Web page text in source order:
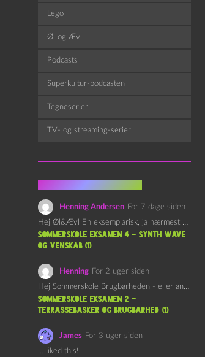
Lego
Øl og Ævl
Podcasts
Superkultur-podcasten
Tegneserier
TV- og streaming-serier
Henning Andersen For 7 dage siden
Hej Øl&Ævl En eksemplarisk, ja nærmest yndefuld, afslutning på SOMMERSKOLEN.…
Sommerskole Eksamen 4 – Synth Wave
og Venskab (1)
Henning For 2 uger siden
Hej Sommerskole Brugbarheden - eller anvendeligheden - af "Øl&Ævl" er…
Sommerskole Eksamen 2 –
Terrassebasker og Brugbarhed (1)
James For 3 uger siden
… liked this!